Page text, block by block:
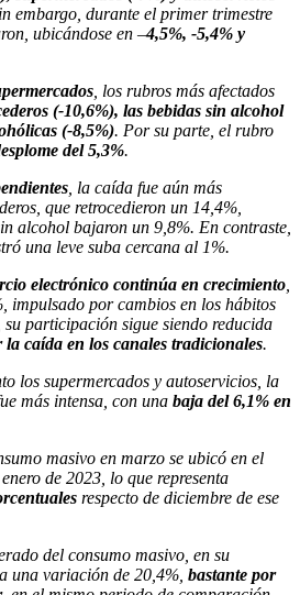
embargo, durante el primer trimestre
ubicándose en –4,5%, -5,4% y
, los rubros más afectados
(-10,6%), las bebidas sin alcohol
(-8,5%). Por su parte, el rubro
del 5,3%.
, la caída fue aún más
que retrocedieron un 14,4%,
alcohol bajaron un 9,8%. En contraste,
una leve suba cercana al 1%.
electrónico continúa en crecimiento
impulsado por cambios en los hábitos
su participación sigue siendo reducida
caída en los canales tradicionales.
los supermercados y autoservicios, la
más intensa, con una baja del 6,1% en
masivo en marzo se ubicó en el
de 2023, lo que representa
respecto de diciembre de ese
del consumo masivo, en su
una variación de 20,4%, bastante por